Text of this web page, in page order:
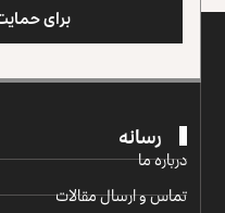
برای
رسانه
درباره ما
تماس و ارسال مقالات